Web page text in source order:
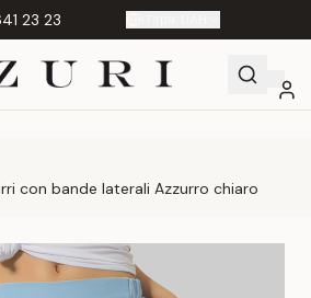
23 23
con bande laterali Azzurro chiaro